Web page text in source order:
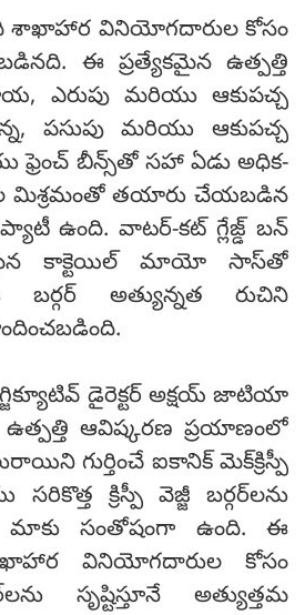
శాఖాహార వినియోగదారుల కోసం
ఈ ప్రత్యేకమైన ఉత్పత్తి
ఎరుపు మరియు ఆకుపచ్చ
పసుపు మరియు ఆకుపచ్చ
బీన్స్‌తో సహా ఏడు అధిక-
మిశ్రమంతో తయారు చేయబడిన
ప్యాటీ ఉంది. వాటర్-కట్ గ్లేజ్డ్ బన్
కాక్టెయిల్ మాయో సాస్‌తో
అత్యున్నత రుచిని
డైరెక్టర్ అక్షయ్ జాటియా
ఆవిష్కరణ ప్రయాణంలో
గుర్తించే ఐకానిక్ మెక్‌క్రిస్పీ
క్రిస్పీ వెజ్జీ బర్గర్‌లను
మాకు సంతోషంగా ఉంది. ఈ
వినియోగదారుల కోసం
సృష్టిస్తూనే అత్యుత్తమ